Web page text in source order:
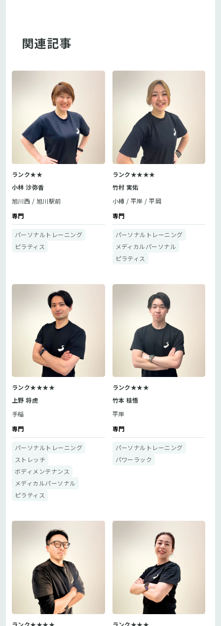
関連記事
ランク★★
小林 沙弥香
旭川西
旭川駅前
専門
パーソナルトレーニング
ピラティス
ランク★★★★
竹村 実佑
小樽
平岸
平岡
専門
パーソナルトレーニング
メディカルパーソナル
ピラティス
ランク★★★★
上野 将虎
手稲
専門
パーソナルトレーニング
ストレッチ
ボディメンテナンス
メディカルパーソナル
ピラティス
ランク★★★
竹本 桂悟
平岸
専門
パーソナルトレーニング
パワーラック
ランク★★★★ ランク★★★